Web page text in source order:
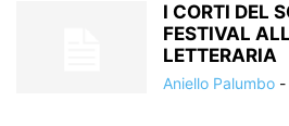
I CORTI DEL
FESTIVAL
LETTERARIA
Aniello Palumbo -